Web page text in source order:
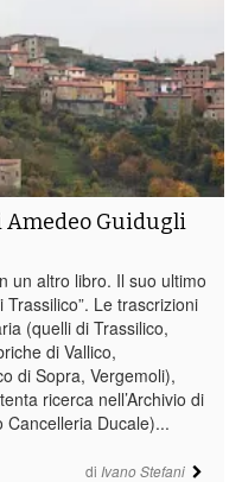
di Ivano Stefani
Amedeo Guidugli
un altro libro. Il suo ultimo
Le trascrizioni
(quelli di Trassilico,
di Vallico,
di Sopra, Vergemoli),
ricerca nell’Archivio di
Ducale)...